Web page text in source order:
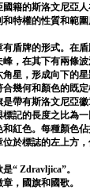
籍的斯洛文尼亞
特權的性質和範圍
盾牌的形式。在
，在其下有兩條
星，形成向下的
幾何和顏色的既定
帶有斯洛文尼亞
記的長度之比為
紅色。每種顏色
於標誌的左上方
“ Zdravljica”。
，國旗和國歌。